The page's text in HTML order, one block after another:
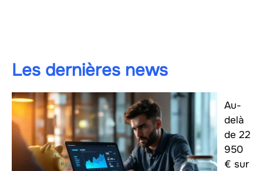
Les dernières news
Au-
delà
de 22
950
€ sur